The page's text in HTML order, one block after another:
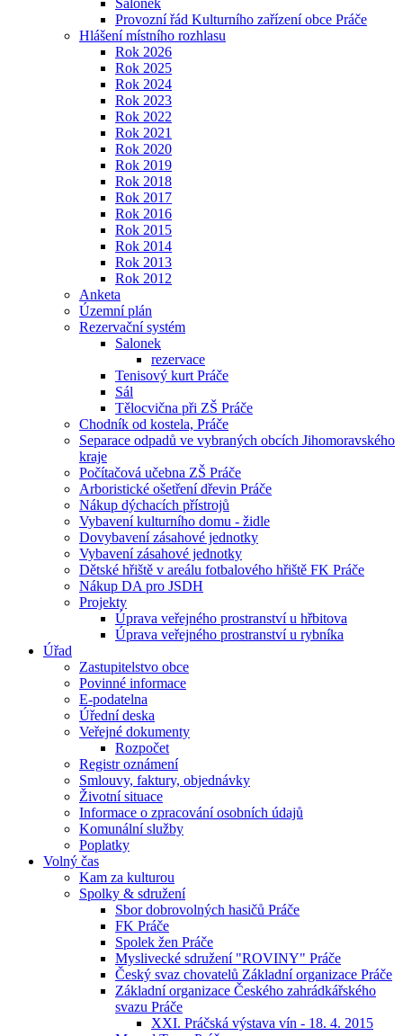
Salonek
Provozní řád Kulturního zařízení obce Práče
Hlášení místního rozhlasu
Rok 2026
Rok 2025
Rok 2024
Rok 2023
Rok 2022
Rok 2021
Rok 2020
Rok 2019
Rok 2018
Rok 2017
Rok 2016
Rok 2015
Rok 2014
Rok 2013
Rok 2012
Anketa
Územní plán
Rezervační systém
Salonek
rezervace
Tenisový kurt Práče
Sál
Tělocvična při ZŠ Práče
Chodník od kostela, Práče
Separace odpadů ve vybraných obcích Jihomoravského
kraje
Počítačová učebna ZŠ Práče
Arboristické ošetření dřevin Práče
Nákup dýchacích přístrojů
Vybavení kulturního domu - židle
Dovybavení zásahové jednotky
Vybavení zásahové jednotky
Dětské hřiště v areálu fotbalového hřiště FK Práče
Nákup DA pro JSDH
Projekty
Úprava veřejného prostranství u hřbitova
Úprava veřejného prostranství u rybníka
Úřad
Zastupitelstvo obce
Povinné informace
E-podatelna
Úřední deska
Veřejné dokumenty
Rozpočet
Registr oznámení
Smlouvy, faktury, objednávky
Životní situace
Informace o zpracování osobních údajů
Komunální služby
Poplatky
Volný čas
Kam za kulturou
Spolky & sdružení
Sbor dobrovolných hasičů Práče
FK Práče
Spolek žen Práče
Myslivecké sdružení "ROVINY" Práče
Český svaz chovatelů Základní organizace Práče
Základní organizace Českého zahrádkářského
svazu Práče
XXI. Práčská výstava vín - 18. 4. 2015